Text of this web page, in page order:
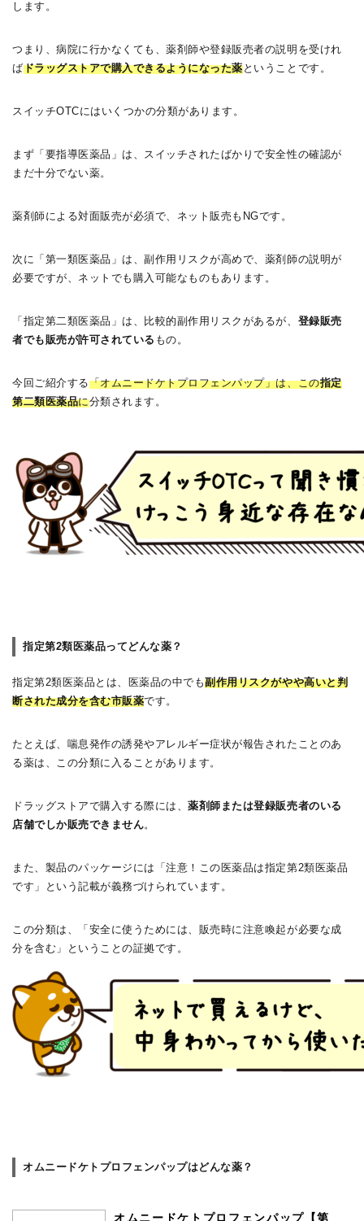
します。
つまり、病院に行かなくても、薬剤師や登録販売者の説明を受けれ
ばドラッグストアで購入できるようになった薬ということです。
スイッチOTCにはいくつかの分類があります。
まず「要指導医薬品」は、スイッチされたばかりで安全性の確認が
まだ十分でない薬。
薬剤師による対面販売が必須で、ネット販売もNGです。
次に「第一類医薬品」は、副作用リスクが高めで、薬剤師の説明が
必要ですが、ネットでも購入可能なものもあります。
「指定第二類医薬品」は、比較的副作用リスクがあるが、 登録販売
者でも販売が許可されている もの。
今回ご紹介する「オムニードケトプロフェンパップ」は、この指定
第二類医薬品に分類されます。
指定第2類医薬品ってどんな薬？
指定第2類医薬品とは、医薬品の中でも副作用リスクがやや高いと判
断された成分を含む市販薬です。
たとえば、喘息発作の誘発やアレルギー症状が報告されたことのあ
る薬は、この分類に入ることがあります。
ドラッグストアで購入する際には、薬剤師または登録販売者のいる
店舗でしか販売できません。
また、製品のパッケージには「注意！この医薬品は指定第2類医薬品
です」という記載が義務づけられています。
この分類は、「安全に使うためには、販売時に注意喚起が必要な成
分を含む」ということの証拠です。
オムニードケトプロフェンパップはどんな薬？
オムニードケトプロフェンパップ【第